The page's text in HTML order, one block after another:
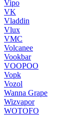
Vipo
VK
Vladdin
Vlux
VMC
Volcanee
Vookbar
VOOPOO
Vopk
Vozol
Wanna Grape
Wizvapor
WOTOFO